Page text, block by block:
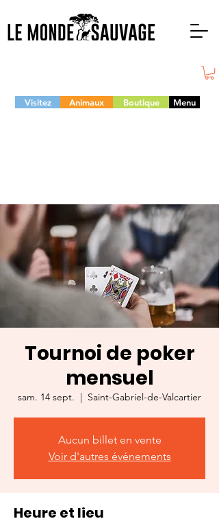
Visitez Animaux Boutique Menu
Tournoi de poker
mensuel
sam. 14 sept.
  |
Saint-Gabriel-de-Valcartier
Aucun billet en vente
Voir d'autres événements
Heure et lieu